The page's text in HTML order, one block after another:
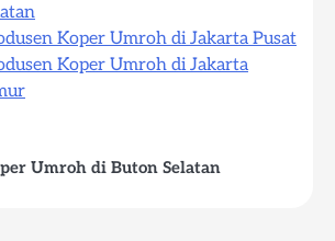
Koper Umroh di Jakarta Pusat
Koper Umroh di Jakarta
Umroh di Buton Selatan